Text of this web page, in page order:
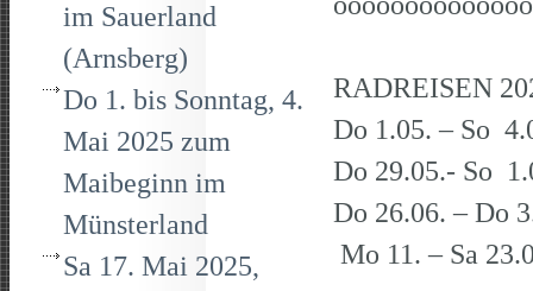
im Sauerland
(Arnsberg)
Do 1. bis Sonntag, 4.
Mai 2025 zum
Maibeginn im
Münsterland
Sa 17. Mai 2025,
RADREISEN
Do 1.05. –
Do 29.05.- So
Do 26.06. –
Mo 11. – Sa